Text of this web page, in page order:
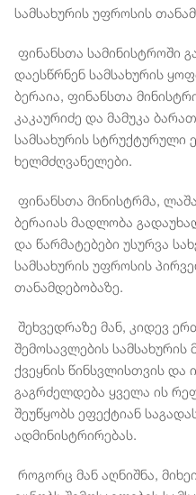
სამსახურის უფროსის
ფინანსთა სამინისტროში
დაესწრნენ სამსახურის
ბერაია, ფინანსთა
კაკაურიძე და მამუკა
სამსახურის სტრუქტურული
ხელმძღვანელები.
ფინანსთა მინისტრმა,
ბერაიას მადლობა
და წარმატებები უსურვა
სამსახურის უფროსის
თანამდებობაზე.
შეხვედრაზე მან, კიდევ
შემოსავლების სამსახურის
ქვეყნის წინსვლისთვის
გაგრძელდება ყველა ის
შეუწყობს ეფექტიან
ადმინისტრირებას.
როგორც მან აღნიშნა,